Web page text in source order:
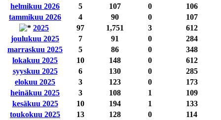
helmikuu 2026
5 107 0
106
tammikuu 2026
4 90 0
107
2025
97 1,751 3
612
joulukuu 2025
7 91 0
284
marraskuu 2025
5 86 0
348
lokakuu 2025
10 148 0
612
syyskuu 2025
6 130 0
285
elokuu 2025
3 123 0
173
heinäkuu 2025
3 108 1
109
kesäkuu 2025
10 194 1
133
toukokuu 2025
13 128 0
114